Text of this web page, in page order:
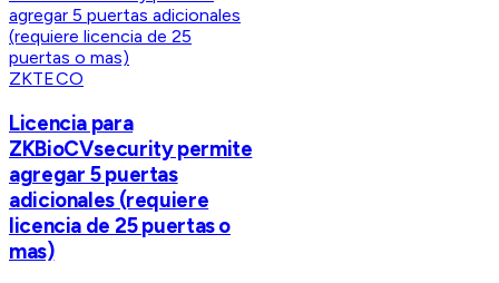
ZKTECO
Licencia para
ZKBioCVsecurity permite
agregar 5 puertas
adicionales (requiere
licencia de 25 puertas o
mas)